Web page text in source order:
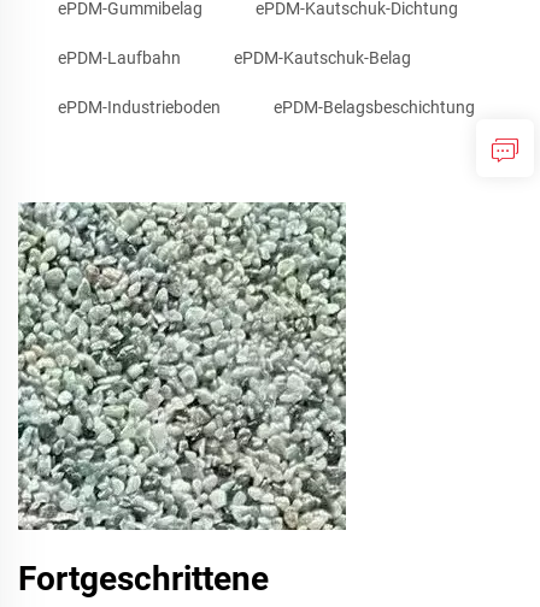
ePDM-Gummibelag ePDM-Kautschuk-Dichtung
ePDM-Laufbahn ePDM-Kautschuk-Belag
ePDM-Industrieboden ePDM-Belagsbeschichtung
Fortgeschrittene